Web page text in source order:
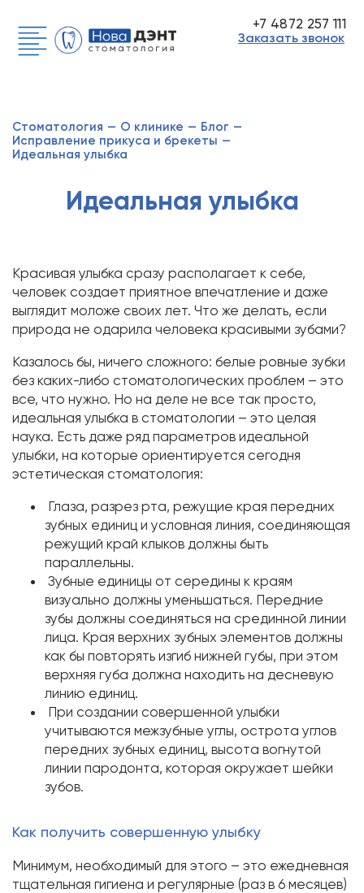
+7 4872 257 111
Заказать звонок
Стоматология — О клинике — Блог —
Исправление прикуса и брекеты —
Идеальная улыбка
Идеальная улыбка
Красивая улыбка сразу располагает к себе,
человек создает приятное впечатление и даже
выглядит моложе своих лет. Что же делать, если
природа не одарила человека красивыми зубами?
Казалось бы, ничего сложного: белые ровные зубки
без каких-либо стоматологических проблем – это
все, что нужно. Но на деле не все так просто,
идеальная улыбка в стоматологии – это целая
наука. Есть даже ряд параметров идеальной
улыбки, на которые ориентируется сегодня
эстетическая стоматология:
Глаза, разрез рта, режущие края передних
зубных единиц и условная линия, соединяющая
режущий край клыков должны быть
параллельны.
Зубные единицы от середины к краям
визуально должны уменьшаться. Передние
зубы должны соединяться на срединной линии
лица. Края верхних зубных элементов должны
как бы повторять изгиб нижней губы, при этом
верхняя губа должна находить на десневую
линию единиц.
При создании совершенной улыбки
учитываются межзубные углы, острота углов
передних зубных единиц, высота вогнутой
линии пародонта, которая окружает шейки
зубов.
Как получить совершенную улыбку
Минимум, необходимый для этого – это ежедневная
тщательная гигиена и регулярные (раз в 6 месяцев)